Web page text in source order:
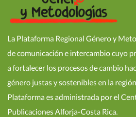
La Plataforma Regional Género y
de comunicación e intercambio cuyo
a fortalecer los procesos de cambio
género justas y sostenibles en la
Plataforma es administrada por el
Publicaciones Alforja-Costa Rica.